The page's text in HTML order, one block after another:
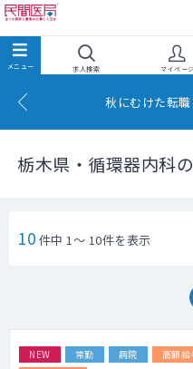
求人検索 マイページ
秋にむけた転
栃木県・循環器内科
10 件中 1～ 10件を表示
NEW 常勤 病院 高額給